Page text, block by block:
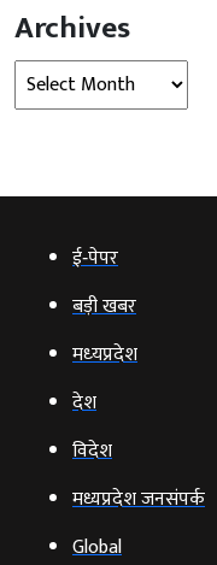
Archives
Archives
ई‑पेपर
बड़ी खबर
मध्‍यप्रदेश
देश
विदेश
मध्यप्रदेश जनसंपर्क
Global